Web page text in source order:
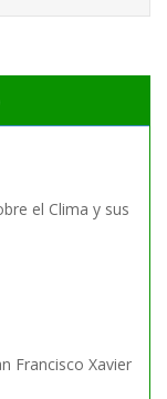
el Clima y sus
Francisco Xavier